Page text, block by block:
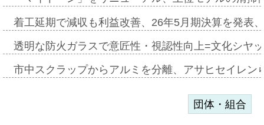
着工延期で減収も利益改善、26年5月期決算を発表
透明な防火ガラスで意匠性・視認性向上=文化シヤ
市中スクラップからアルミを分離、アサヒセイレ
団体・組合